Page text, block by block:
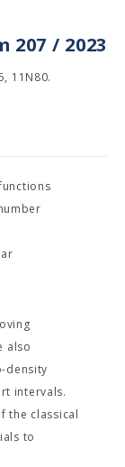
207 / 2023
11N80.
also
density
intervals.
the classical
to